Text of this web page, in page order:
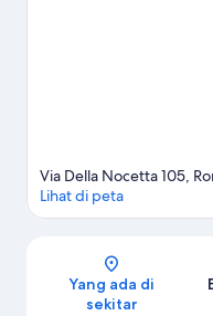
Via Della Nocetta 105,
Lihat di peta
Yang ada di
sekitar